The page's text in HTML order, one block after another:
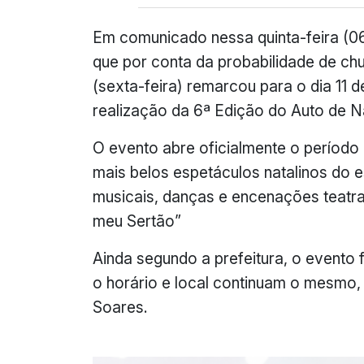
Em comunicado nessa quinta-feira
que por conta da probabilidade de
(sexta-feira) remarcou para o dia 11
realização da 6ª Edição do Auto de
O evento abre oficialmente o
mais belos espetáculos natalinos do
musicais, danças e encenações
meu Sertão”
Ainda segundo a prefeitura, o
o horário e local continuam o
Soares.